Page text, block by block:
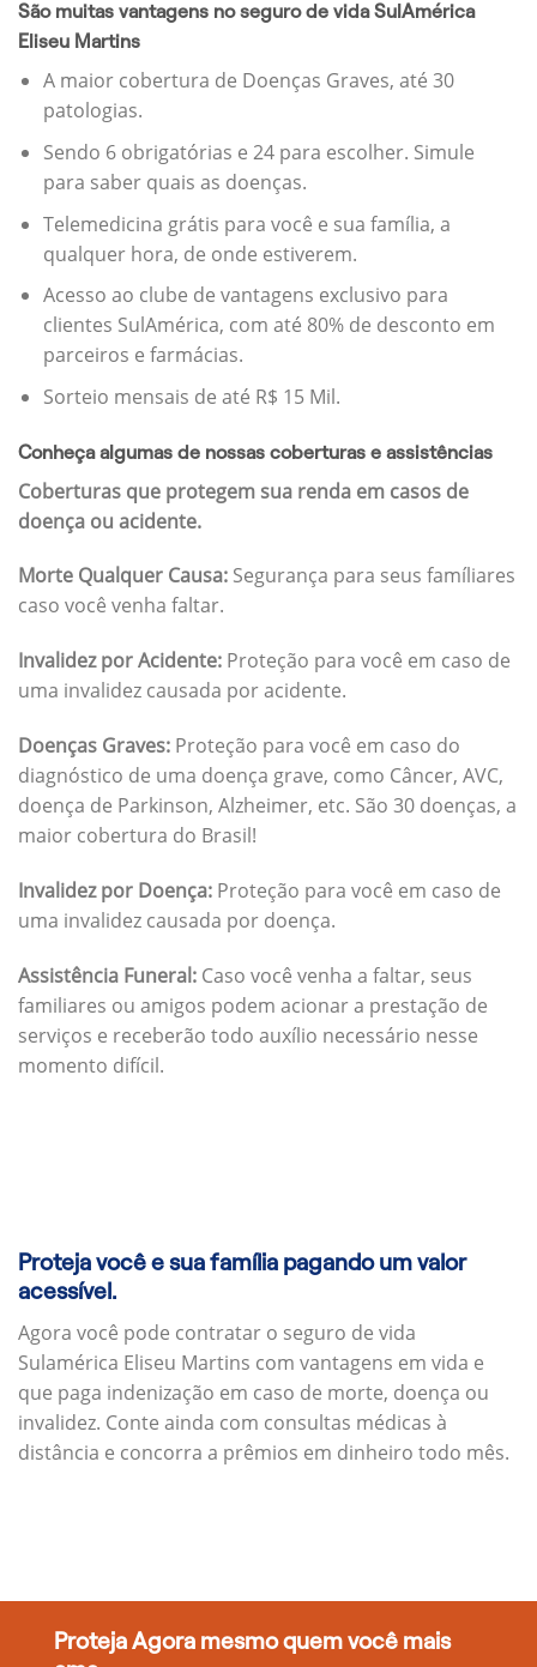
São muitas vantagens no seguro de vida SulAmérica
Eliseu Martins
A maior cobertura de Doenças Graves, até 30
patologias.
Sendo 6 obrigatórias e 24 para escolher. Simule
para saber quais as doenças.
Telemedicina grátis para você e sua família, a
qualquer hora, de onde estiverem.
Acesso ao clube de vantagens exclusivo para
clientes SulAmérica, com até 80% de desconto em
parceiros e farmácias.
Sorteio mensais de até R$ 15 Mil.
Conheça algumas de nossas coberturas e assistências
Coberturas que protegem sua renda em casos de
doença ou acidente.
Morte Qualquer Causa: Segurança para seus famíliares
caso você venha faltar.
Invalidez por Acidente: Proteção para você em caso de
uma invalidez causada por acidente.
Doenças Graves: Proteção para você em caso do
diagnóstico de uma doença grave, como Câncer, AVC,
doença de Parkinson, Alzheimer, etc. São 30 doenças, a
maior cobertura do Brasil!
Invalidez por Doença: Proteção para você em caso de
uma invalidez causada por doença.
Assistência Funeral: Caso você venha a faltar, seus
familiares ou amigos podem acionar a prestação de
serviços e receberão todo auxílio necessário nesse
momento difícil.
Proteja você e sua família pagando um valor
acessível.
Agora você pode contratar o seguro de vida
Sulamérica Eliseu Martins com vantagens em vida e
que paga indenização em caso de morte, doença ou
invalidez. Conte ainda com consultas médicas à
distância e concorra a prêmios em dinheiro todo mês.
Proteja Agora mesmo quem você mais